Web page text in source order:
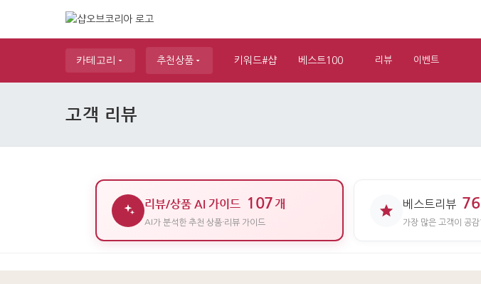
카테고리 추천상품 키워드#샵 베스트100 리뷰 이벤트
고객 리뷰
리뷰/상품 AI 가이드 107 개
AI가 분석한 추천 상품·리뷰 가이드
베스트리뷰
가장 많은 고객이 공감